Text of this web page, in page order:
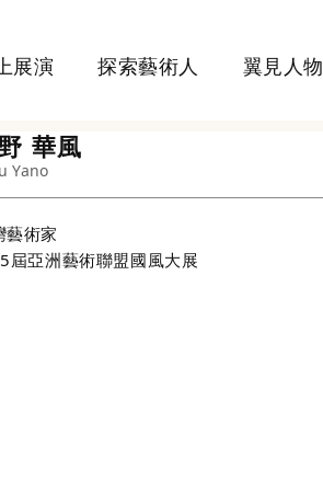
展演 探索藝術人 翼見人物
華風
Yano
藝術家
屆亞洲藝術聯盟國風大展